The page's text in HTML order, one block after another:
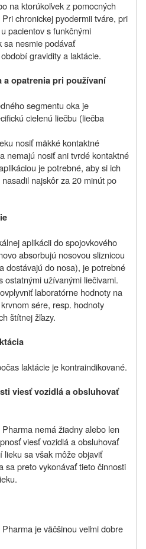
na ktorúkoľvek z pomocných
Pri chronickej pyodermii tváre, pri
pacientov s funkčnými
sa nesmie podávať
gravidity a laktácie.
a opatrenia pri používaní
segmentu oka je
cielenú liečbu (liečba
nosiť mäkké kontaktné
nemajú nosiť ani tvrdé kontaktné
je potrebné, aby si ich
najskôr za 20 minút po
aplikácii do spojovkového
absorbujú nosovou sliznicou
dostávajú do nosa), je potrebné
ostatnými užívanými liečivami.
laboratórne hodnoty na
sére, resp. hodnoty
štítnej žľazy.
laktácie je kontraindikované.
viesť vozidlá a obsluhovať
nemá žiadny alebo len
viesť vozidlá a obsluhovať
sa však môže objaviť
sa preto vykonávať tieto činnosti
je väčšinou veľmi dobre